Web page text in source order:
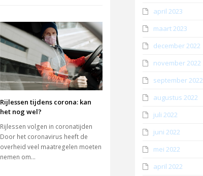
Rijlessen tijdens corona: kan
het nog wel?
Rijlessen volgen in coronatijden
Door het coronavirus heeft de
overheid veel maatregelen moeten
nemen om…
april 2023
maart 2023
december 2022
november 2022
september 2022
augustus 2022
juli 2022
juni 2022
mei 2022
april 2022